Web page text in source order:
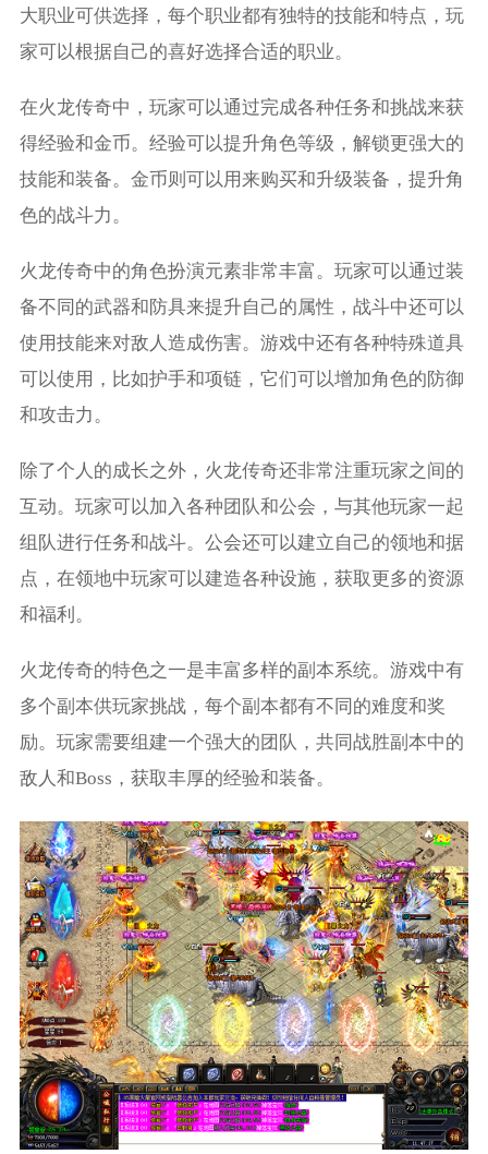
大职业可供选择，每个职业都有独特的技能和特点，玩
家可以根据自己的喜好选择合适的职业。
在火龙传奇中，玩家可以通过完成各种任务和挑战来获
得经验和金币。经验可以提升角色等级，解锁更强大的
技能和装备。金币则可以用来购买和升级装备，提升角
色的战斗力。
火龙传奇中的角色扮演元素非常丰富。玩家可以通过装
备不同的武器和防具来提升自己的属性，战斗中还可以
使用技能来对敌人造成伤害。游戏中还有各种特殊道具
可以使用，比如护手和项链，它们可以增加角色的防御
和攻击力。
除了个人的成长之外，火龙传奇还非常注重玩家之间的
互动。玩家可以加入各种团队和公会，与其他玩家一起
组队进行任务和战斗。公会还可以建立自己的领地和据
点，在领地中玩家可以建造各种设施，获取更多的资源
和福利。
火龙传奇的特色之一是丰富多样的副本系统。游戏中有
多个副本供玩家挑战，每个副本都有不同的难度和奖
励。玩家需要组建一个强大的团队，共同战胜副本中的
敌人和Boss，获取丰厚的经验和装备。